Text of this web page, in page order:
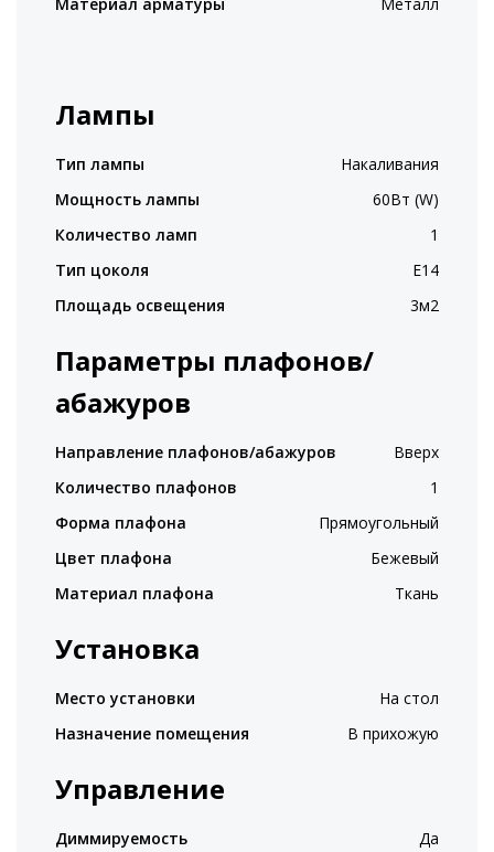
Лампы
Тип лампы
Накаливания
Мощность лампы
60Вт (W)
Количество ламп
1
Тип цоколя
E14
Площадь освещения
3м2
Параметры плафонов/
абажуров
Направление плафонов/абажуров
Вверх
Количество плафонов
1
Форма плафона
Прямоугольный
Цвет плафона
Бежевый
Материал плафона
Ткань
Установка
Место установки
На стол
Назначение помещения
В прихожую
Управление
Диммируемость Да